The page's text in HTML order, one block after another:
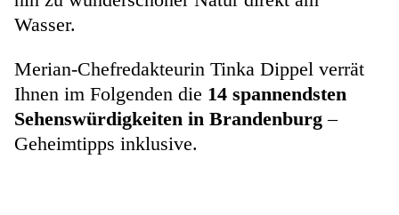
Wasser.
Merian-Chefredakteurin Tinka Dippel verrät
Ihnen im Folgenden die 14 spannendsten
Sehenswürdigkeiten in Brandenburg –
Geheimtipps inklusive.